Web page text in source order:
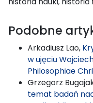
Podobne
Arkadiusz Lao,
w ujęciu
Philosophiae
Grzegorz
temat badań